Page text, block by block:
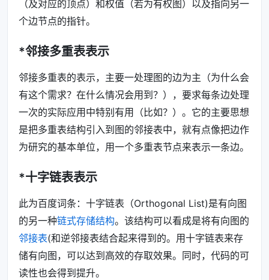
（及对应的顶点）和权值（若为有权图）以及指向另一
个边节点的指针。
*邻接多重表表示
邻接多重表的表示，主要一处理图的边为主（为什么会
有这个需求？在什么情况会用到？），要求每条边处理
一次的实际应用中特别有用（比如？）。它的主要思想
是把多重表结构引入到图的邻接表中，就有点像把边作
为研究的基本单位，用一个多重表节点来表示一条边。
*十字链表表示
此为百度词条：十字链表（Orthogonal List)是有向图
的另一种链式存储结构。该结构可以看成是将有向图的
邻接表(和逆邻接表结合起来得到的。用十字链表来存
储有向图，可以达到高效的存取效果。同时，代码的可
读性也会得到提升。